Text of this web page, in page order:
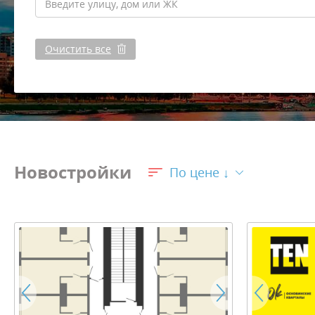
Очистить все
Новостройки По цене ↓